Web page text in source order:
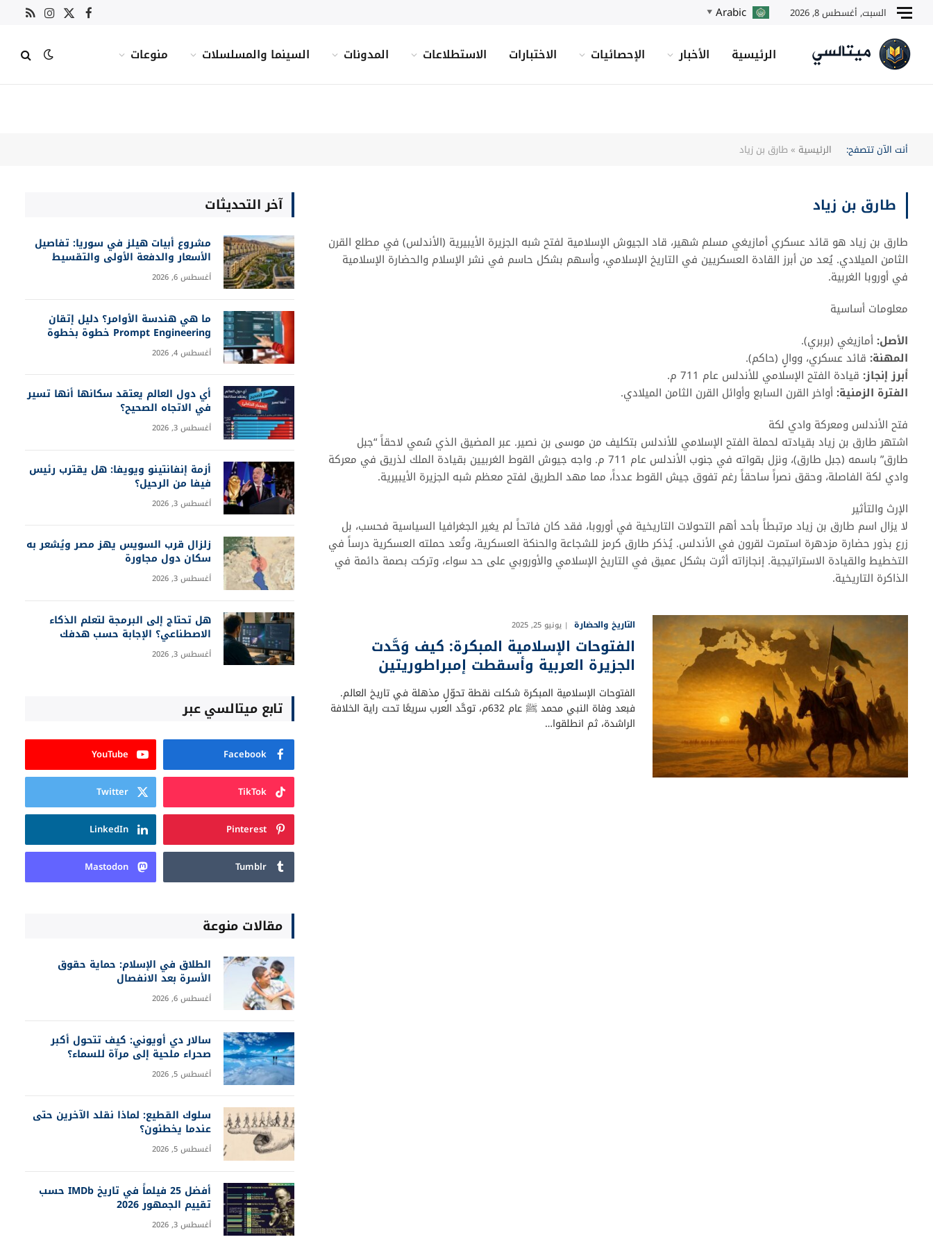
السبت, أغسطس 8, 2026 Arabic
▼ فيسبوك
X الانستغرام
RSS
الرئيسية الأخبار الإحصائيات الاختبارات الاستطلاعات المدونات السينما والمسلسلات منوعات
أنت الآن تتصفح: الرئيسية » طارق بن زياد
طارق بن زياد
طارق بن زياد هو قائد عسكري أمازيغي مسلم شهير، قاد الجيوش الإسلامية لفتح شبه الجزيرة الأيبيرية (الأندلس) في مطلع القرن
الثامن الميلادي. يُعد من أبرز القادة العسكريين في التاريخ الإسلامي، وأسهم بشكل حاسم في نشر الإسلام والحضارة الإسلامية
في أوروبا الغربية.
معلومات أساسية
الأصل: أمازيغي (بربري).
المهنة: قائد عسكري، ووالٍ (حاكم).
أبرز إنجاز: قيادة الفتح الإسلامي للأندلس عام 711 م.
الفترة الزمنية: أواخر القرن السابع وأوائل القرن الثامن الميلادي.
فتح الأندلس ومعركة وادي لكة
اشتهر طارق بن زياد بقيادته لحملة الفتح الإسلامي للأندلس بتكليف من موسى بن نصير. عبر المضيق الذي سُمي لاحقاً “جبل
طارق” باسمه (جبل طارق)، ونزل بقواته في جنوب الأندلس عام 711 م. واجه جيوش القوط الغربيين بقيادة الملك لذريق في معركة
وادي لكة الفاصلة، وحقق نصراً ساحقاً رغم تفوق جيش القوط عدداً، مما مهد الطريق لفتح معظم شبه الجزيرة الأيبيرية.
الإرث والتأثير
لا يزال اسم طارق بن زياد مرتبطاً بأحد أهم التحولات التاريخية في أوروبا، فقد كان فاتحاً لم يغير الجغرافيا السياسية فحسب، بل
زرع بذور حضارة مزدهرة استمرت لقرون في الأندلس. يُذكر طارق كرمز للشجاعة والحنكة العسكرية، وتُعد حملته العسكرية درساً في
التخطيط والقيادة الاستراتيجية. إنجازاته أثرت بشكل عميق في التاريخ الإسلامي والأوروبي على حد سواء، وتركت بصمة دائمة في
الذاكرة التاريخية.
التاريخ والحضارة يونيو 25, 2025
الفتوحات الإسلامية المبكرة: كيف وَحَّدت
الجزيرة العربية وأسقطت إمبراطوريتين
الفتوحات الإسلامية المبكرة شكلت نقطة تحوّلٍ مذهلة في تاريخ العالم.
فبعد وفاة النبي محمد ﷺ عام 632م، توحَّد العرب سريعًا تحت راية الخلافة
الراشدة، ثم انطلقوا…
آخر التحديثات
مشروع أبيات هيلز في سوريا: تفاصيل
الأسعار والدفعة الأولى والتقسيط
أغسطس 6, 2026
ما هي هندسة الأوامر؟ دليل إتقان
Prompt Engineering خطوة بخطوة
أغسطس 4, 2026
أي دول العالم يعتقد سكانها أنها تسير
في الاتجاه الصحيح؟
أغسطس 3, 2026
أزمة إنفانتينو ويويفا: هل يقترب رئيس
فيفا من الرحيل؟
أغسطس 3, 2026
زلزال قرب السويس يهز مصر ويُشعر به
سكان دول مجاورة
أغسطس 3, 2026
هل تحتاج إلى البرمجة لتعلم الذكاء
الاصطناعي؟ الإجابة حسب هدفك
أغسطس 3, 2026
تابع ميتالسي عبر
Facebook
YouTube
TikTok
Twitter
Pinterest
LinkedIn
Tumblr
Mastodon
مقالات منوعة
الطلاق في الإسلام: حماية حقوق
الأسرة بعد الانفصال
أغسطس 6, 2026
سالار دي أويوني: كيف تتحول أكبر
صحراء ملحية إلى مرآة للسماء؟
أغسطس 5, 2026
سلوك القطيع: لماذا نقلد الآخرين حتى
عندما يخطئون؟
أغسطس 5, 2026
أفضل 25 فيلماً في تاريخ IMDb حسب
تقييم الجمهور 2026
أغسطس 3, 2026